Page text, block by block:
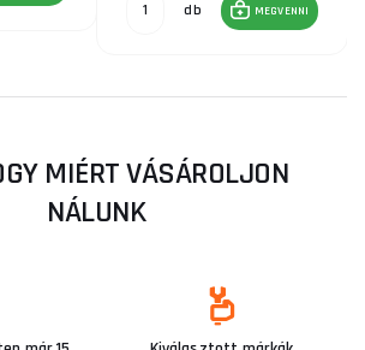
db MEGVENNI
MIÉRT VÁSÁROLJON
NÁLUNK